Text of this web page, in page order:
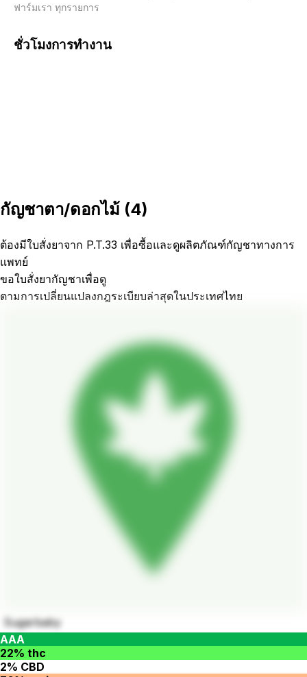
ฟาร์มเรา ทุกรายการ
ชั่วโมงการทำงาน
กัญชาตา/ดอกไม้ (4)
ต้องมีใบสั่งยาจาก P.T.33 เพื่อซื้อและดูผลิตภัณฑ์กัญชาทางการ
แพทย์
ขอใบสั่งยากัญชาเพื่อดู
ตามการเปลี่ยนแปลงกฎระเบียบล่าสุดในประเทศไทย
Sugarbaby
AAA
22% thc
2% CBD